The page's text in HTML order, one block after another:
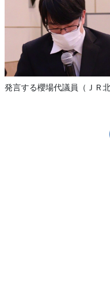
発言する櫻場代議員（ＪＲ